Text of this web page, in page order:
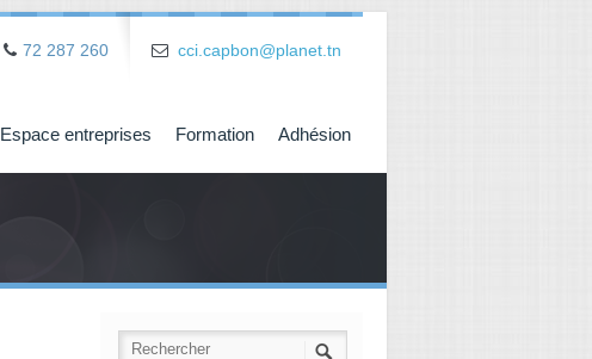
72 287 260 cci.capbon@planet.tn
Espace entreprises Formation Adhésion